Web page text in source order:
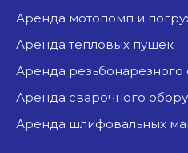
аренда мотопомп и
аренда тепловых пушек
аренда
аренда сварочного
аренда шлифовальных